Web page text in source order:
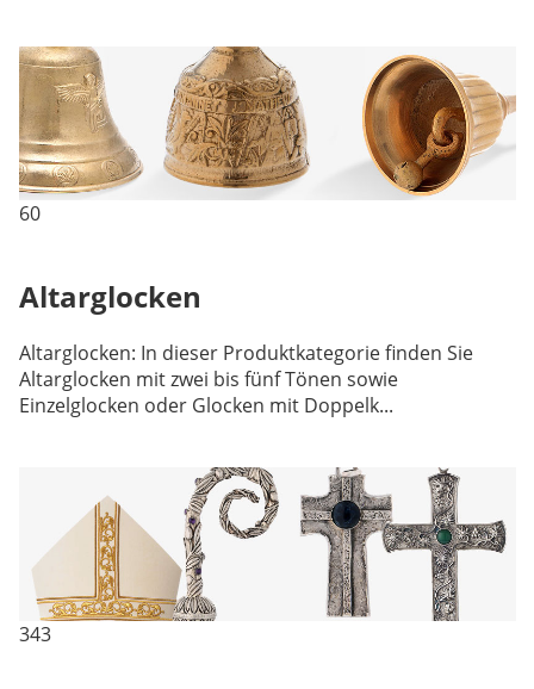
60
Altarglocken
Altarglocken: In dieser Produktkategorie finden Sie
Altarglocken mit zwei bis fünf Tönen sowie
Einzelglocken oder Glocken mit Doppelk...
343